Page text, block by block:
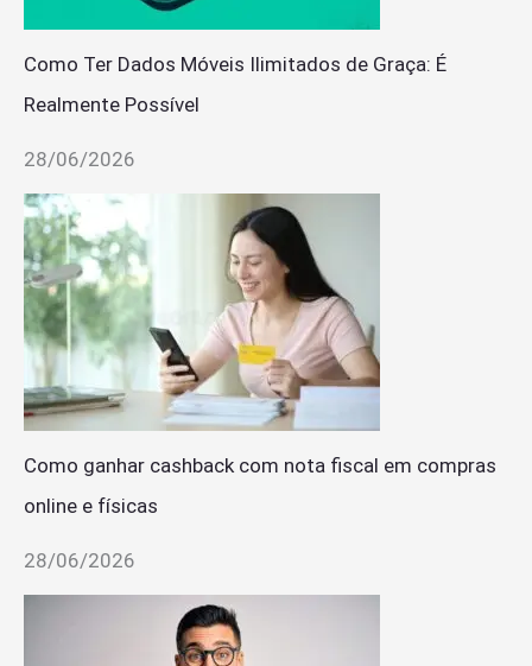
Como Ter Dados Móveis Ilimitados de Graça: É
Realmente Possível
28/06/2026
Como ganhar cashback com nota fiscal em compras
online e físicas
28/06/2026